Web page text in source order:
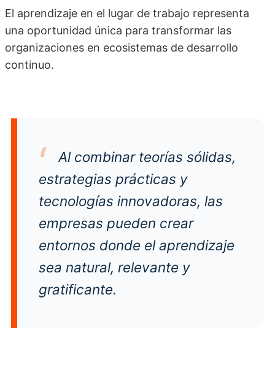
El aprendizaje en el lugar de trabajo representa
una oportunidad única para transformar las
organizaciones en ecosistemas de desarrollo
continuo.
Al combinar teorías sólidas,
estrategias prácticas y
tecnologías innovadoras, las
empresas pueden crear
entornos donde el aprendizaje
sea natural, relevante y
gratificante.